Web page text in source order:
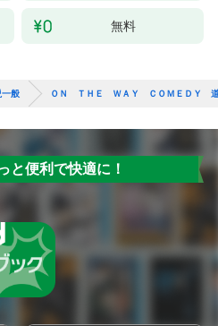
無料
一般 ＯＮ ＴＨＥ ＷＡＹ ＣＯＭＥＤＹ
と便利で快適に！